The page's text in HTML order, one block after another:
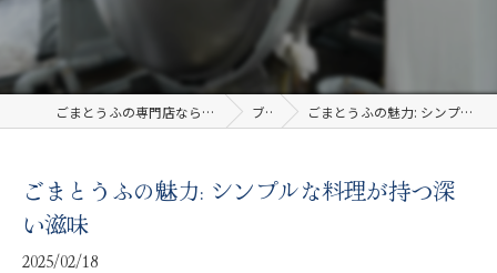
ごまとうふの専門店なら有限会社森下商店総本舗 ブログ ごまとうふの魅力: シンプルな料理が持つ深い滋味
ごまとうふの魅力: シンプルな料理が持つ深
い滋味
2025/02/18